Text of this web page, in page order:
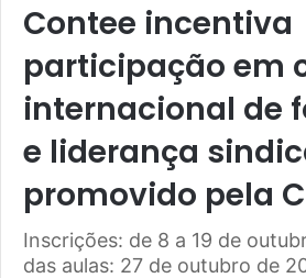
Contee incentiva
participação em
internacional de
e liderança
promovido pela
Inscrições: de 8 a 19 de
das aulas: 27 de outubro de